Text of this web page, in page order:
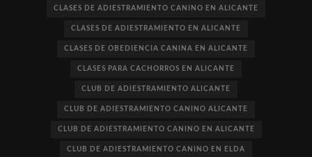
CLASES DE ADIESTRAMIENTO CANINO EN ALICANTE
CLASES DE ADIESTRAMIENTO EN ALICANTE
CLASES DE OBEDIENCIA CANINA EN ALICANTE
CLASES PARA CACHORROS EN ALICANTE
CLUB DE ADIESTRAMIENTO ALICANTE
CLUB DE ADIESTRAMIENTO CANINO ALICANTE
CLUB DE ADIESTRAMIENTO CANINO EN ALICANTE
CLUB DE ADIESTRAMIENTO CANINO EN ELDA